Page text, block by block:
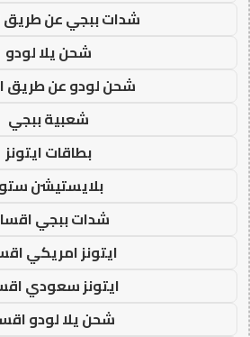
شدات ببجي عن طريق
شحن يلا لودو
شحن لودو عن طريق
شعبية ببجي
بطاقات ايتونز
بلايستيشن
شدات ببجي
ايتونز امريكي
ايتونز سعودي
شحن يلا لودو